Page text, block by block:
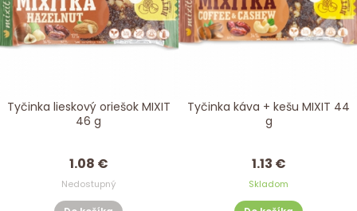
Tyčinka lieskový oriešok MIXIT
46 g
1.08 €
Nedostupný
Tyčinka káva + kešu MIXIT 44
g
1.13 €
Skladom